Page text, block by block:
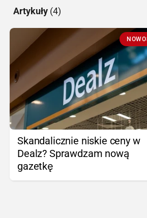
Artykuły (4)
Skandalicznie niskie ceny w
Dealz? Sprawdzam nową
gazetkę